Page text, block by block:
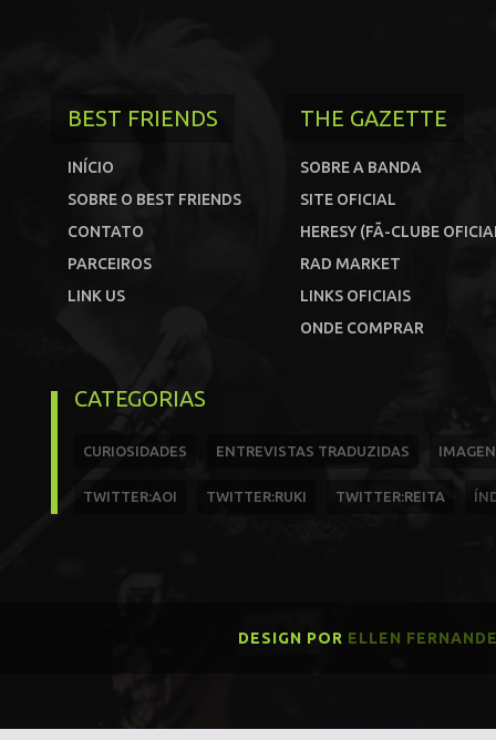
BEST FRIENDS
INÍCIO
SOBRE O BEST FRIENDS
CONTATO
PARCEIROS
LINK US
THE GAZETTE
SOBRE A BANDA
SITE OFICIAL
HERESY (FÃ-CLUBE
RAD MARKET
LINKS OFICIAIS
ONDE COMPRAR
CATEGORIAS
CURIOSIDADES ENTREVISTAS TRADUZIDAS
TWITTER:AOI TWITTER:RUKI TWITTER:REITA
DESIGN POR ELLEN